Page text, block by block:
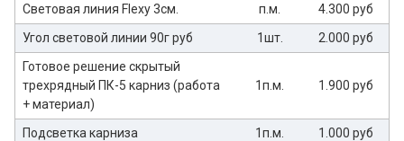
Световая линия Flexy 3см.
п.м.
4.300 руб
Угол световой линии 90г руб
1шт.
2.000 руб
Готовое решение скрытый
трехрядный ПК-5 карниз (работа
+ материал)
1п.м. 1.900 руб
Подсветка карниза 1п.м.
1.000 руб